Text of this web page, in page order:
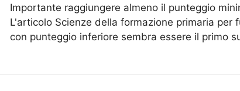
Importante raggiungere almeno il punteggio
L'articolo Scienze della formazione primaria per
con punteggio inferiore sembra essere il primo